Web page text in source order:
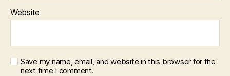
Website
Save my name, email, and website in this browser for the
next time I comment.